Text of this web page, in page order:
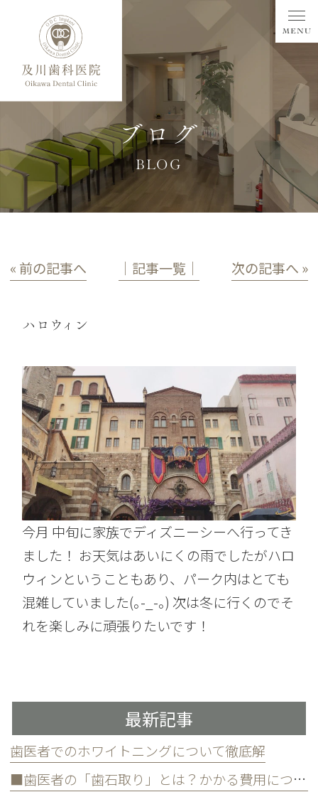
ブログ
BLOG
« 前の記事へ │記事一覧│ 次の記事へ »
ハロウィン
今月 中旬に家族でディズニーシーへ行ってき
ました！ お天気はあいにくの雨でしたがハロ
ウィンということもあり、パーク内はとても
混雑していました(｡-_-｡) 次は冬に行くのでそ
れを楽しみに頑張りたいです！
最新記事
歯医者でのホワイトニングについて徹底解
■歯医者の「歯石取り」とは？かかる費用について